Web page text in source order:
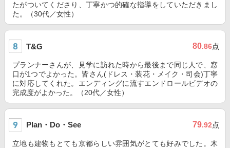
たがついてくださり、丁寧かつ的確な指導をしていただきまし
た。（30代／女性）
T&G 80.86点
プランナーさんが、見学に訪れた時から最後まで同じ人で、窓
口が1つでよかった。皆さん(ドレス・装花・メイク・司会)丁寧
に対応してくれた。エンディングに流すエンドロールビデオの
完成度がよかった。（20代／女性）
Plan・Do・See 79.92点
立地も建物もとても京都らしい雰囲気がとても好みでした。木